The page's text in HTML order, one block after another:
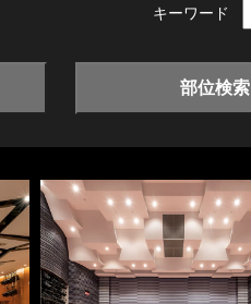
キーワード
部位検索